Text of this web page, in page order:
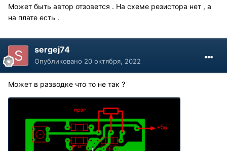
Может быть автор отзовется . На схеме резистора нет , а
на плате есть .
sergej74
Опубликовано 20 октября, 2022
Может в разводке что то не так ?